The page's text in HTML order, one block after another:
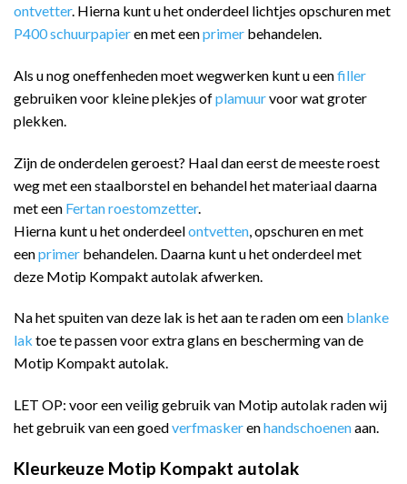
ontvetter. Hierna kunt u het onderdeel lichtjes opschuren met
P400 schuurpapieren met eenprimer behandelen.
Als u nog oneffenheden moet wegwerken kunt u eenfiller
gebruiken voor kleine plekjes ofplamuurvoor wat groter
plekken.
Zijn de onderdelen geroest? Haal dan eerst de meeste roest
weg met een staalborstel en behandel het materiaal daarna
met een Fertan roestomzetter.
Hierna kunt u het onderdeelontvetten , opschuren en met
eenprimer behandelen. Daarna kunt u het onderdeel met
deze Motip Kompakt autolak afwerken.
Na het spuiten van deze lak is het aan te raden om een blanke
lak toe te passen voor extra glans en bescherming van de
Motip Kompakt autolak.
LET OP: voor een veilig gebruik van Motip autolak raden wij
het gebruik van een goedverfmaskerenhandschoenenaan.
Kleurkeuze Motip Kompakt autolak